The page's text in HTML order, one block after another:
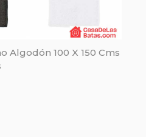
Algodón 100 X 150 Cms